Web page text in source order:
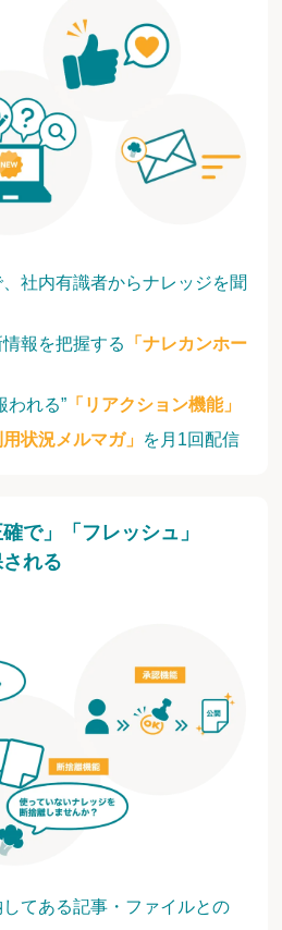
、社内有識者からナレッジを聞
報を把握する
「ナレカンホー
われる” 「リアクション機能」
状況メルマガ」 を月1回配信
てある記事・ファイルとの
で」「フレッシュ」
れる